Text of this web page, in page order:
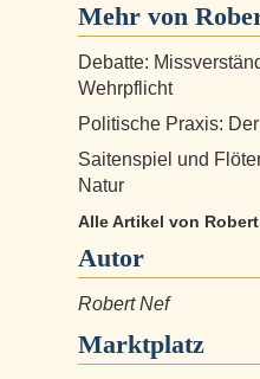
Mehr von
Debatte:
Wehrpflicht
Politische Praxis:
Saitenspiel und
Natur
Alle Artikel von
Autor
Robert Nef
Marktplatz